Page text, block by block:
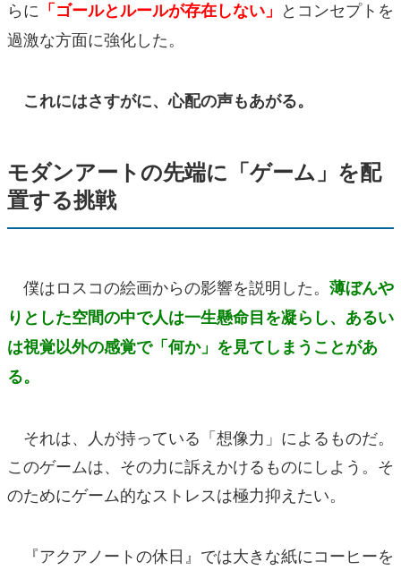
らに 「ゴールとルールが存在しない」 とコンセプトを
過激な方面に強化した。
これにはさすがに、心配の声もあがる。
モダンアートの先端に「ゲーム」を配
置する挑戦
僕はロスコの絵画からの影響を説明した。 薄ぼんや
りとした空間の中で人は一生懸命目を凝らし、あるい
は視覚以外の感覚で「何か」を見てしまうことがあ
る。
それは、人が持っている「想像力」によるものだ。
このゲームは、その力に訴えかけるものにしよう。そ
のためにゲーム的なストレスは極力抑えたい。
『アクアノートの休日』では大きな紙にコーヒーを